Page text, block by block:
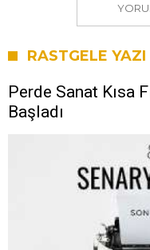
RASTGELE YAZI
Perde Sanat Kısa
Başladı